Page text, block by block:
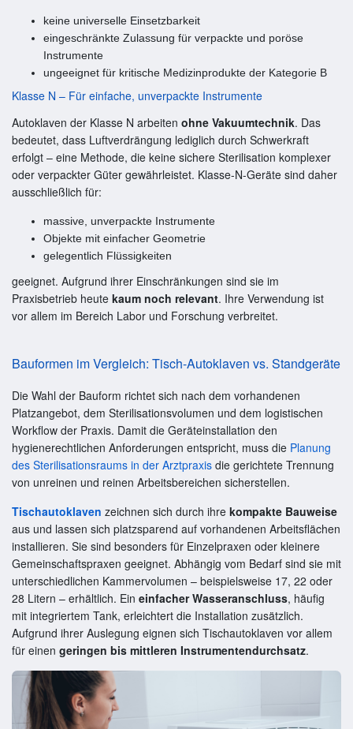
keine universelle Einsetzbarkeit
eingeschränkte Zulassung für verpackte und poröse
Instrumente
ungeeignet für kritische Medizinprodukte der Kategorie B
Klasse N – Für einfache, unverpackte Instrumente
Autoklaven der Klasse N arbeiten ohne Vakuumtechnik. Das
bedeutet, dass Luftverdrängung lediglich durch Schwerkraft
erfolgt – eine Methode, die keine sichere Sterilisation komplexer
oder verpackter Güter gewährleistet. Klasse-N-Geräte sind daher
ausschließlich für:
massive, unverpackte Instrumente
Objekte mit einfacher Geometrie
gelegentlich Flüssigkeiten
geeignet. Aufgrund ihrer Einschränkungen sind sie im
Praxisbetrieb heute kaum noch relevant. Ihre Verwendung ist
vor allem im Bereich Labor und Forschung verbreitet.
Bauformen im Vergleich: Tisch-Autoklaven vs. Standgeräte
Die Wahl der Bauform richtet sich nach dem vorhandenen
Platzangebot, dem Sterilisationsvolumen und dem logistischen
Workflow der Praxis. Damit die Geräteinstallation den
hygienerechtlichen Anforderungen entspricht, muss die Planung
des Sterilisationsraums in der Arztpraxis die gerichtete Trennung
von unreinen und reinen Arbeitsbereichen sicherstellen.
Tischautoklaven zeichnen sich durch ihre kompakte Bauweise
aus und lassen sich platzsparend auf vorhandenen Arbeitsflächen
installieren. Sie sind besonders für Einzelpraxen oder kleinere
Gemeinschaftspraxen geeignet. Abhängig vom Bedarf sind sie mit
unterschiedlichen Kammervolumen – beispielsweise 17, 22 oder
28 Litern – erhältlich. Ein einfacher Wasseranschluss, häufig
mit integriertem Tank, erleichtert die Installation zusätzlich.
Aufgrund ihrer Auslegung eignen sich Tischautoklaven vor allem
für einen geringen bis mittleren Instrumentendurchsatz.